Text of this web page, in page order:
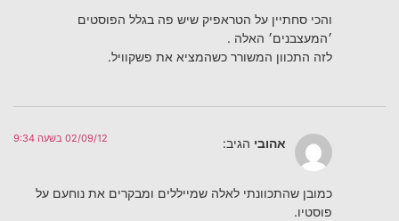
והכי סחתיין על הטראפיק שיש פה בגלל הפוסטים
׳המעצבנים׳ האלה .
לזה התכוון המשורר כשהמציא את פשקוויל.
אהובי הגיב: 02/09/12 בשעה 9:34
כמובן שהתכוונתי לאלה שמייללים ומבקרים את נוחעם על
פוסטיו.